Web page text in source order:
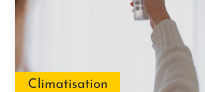
Climatisation